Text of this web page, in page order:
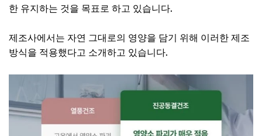
한 유지하는 것을 목표로 하고 있습니다.
제조사에서는 자연 그대로의 영양을 담기 위해 이러한 제조
방식을 적용했다고 소개하고 있습니다.